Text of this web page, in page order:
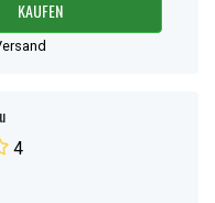
neu produzierten
von Batterienfürhörgerät
geliefert.
KAUFEN
4